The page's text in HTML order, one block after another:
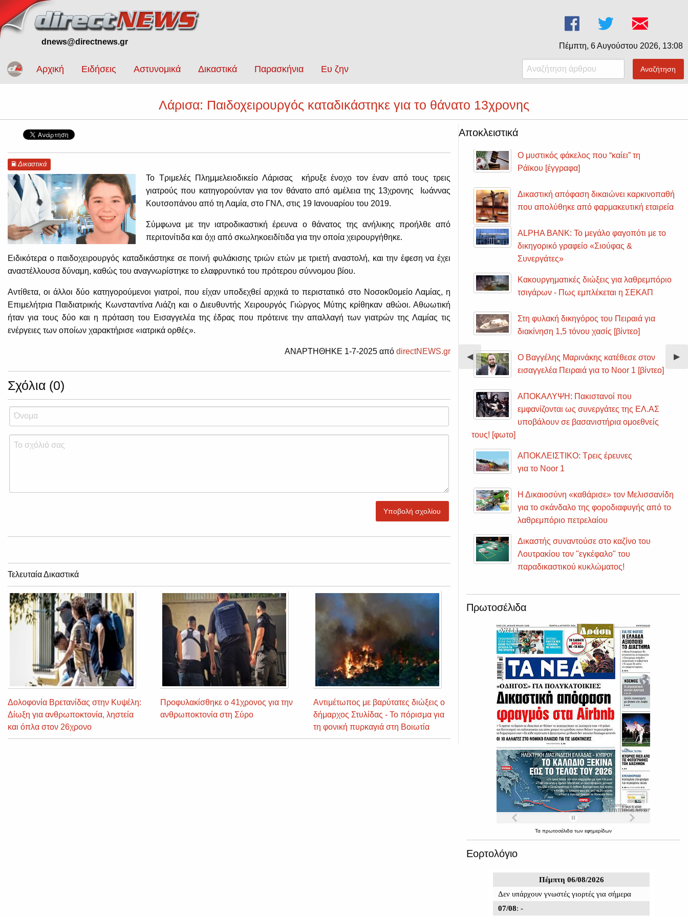
dnews@directnews.gr Πέμπτη, 6 Αυγούστου 2026, 13:08
Αρχική Ειδήσεις Αστυνομικά Δικαστικά Παρασκήνια Ευ ζην Αναζήτηση
Λάρισα: Παιδοχειρουργός καταδικάστηκε για το θάνατο 13χρονης
Δικαστικά
Το Τριμελές Πλημμελειοδικείο Λάρισας κήρυξε ένοχο τον έναν από τους τρεις
γιατρούς που κατηγορούνταν για τον θάνατο από αμέλεια της 13χρονης Ιωάννας
Κουτσοπάνου από τη Λαμία, στο ΓΝΛ, στις 19 Ιανουαρίου του 2019.
Σύμφωνα με την ιατροδικαστική έρευνα ο θάνατος της ανήλικης προήλθε από
περιτονίτιδα και όχι από σκωληκοειδίτιδα για την οποία χειρουργήθηκε.
Ειδικότερα ο παιδοχειρουργός καταδικάστηκε σε ποινή φυλάκισης τριών ετών με τριετή αναστολή, και την έφεση να έχει
αναστέλλουσα δύναμη, καθώς του αναγνωρίστηκε το ελαφρυντικό του πρότερου σύννομου βίου.
Αντίθετα, οι άλλοι δύο κατηγορούμενοι γιατροί, που είχαν υποδεχθεί αρχικά το περιστατικό στο Νοσοκ0ομείο Λαμίας, η
Επιμελήτρια Παιδιατρικής Κωνσταντίνα Λιάζη και ο Διευθυντής Χειρουργός Γιώργος Μύτης κρίθηκαν αθώοι. Αθωωτική
ήταν για τους δύο και η πρόταση του Εισαγγελέα της έδρας που πρότεινε την απαλλαγή των γιατρών της Λαμίας τις
ενέργειες των οποίων χαρακτήρισε «ιατρικά ορθές».
ΑΝΑΡΤΗΘΗΚΕ 1-7-2025 από directNEWS.gr
Σχόλια (0)
Υποβολή σχολίου
Τελευταία Δικαστικά
Δολοφονία Βρετανίδας στην Κυψέλη:
Δίωξη για ανθρωποκτονία, ληστεία
και όπλα στον 26χρονο
Προφυλακίσθηκε ο 41χρονος για την
ανθρωποκτονία στη Σύρο
Αντιμέτωπος με βαρύτατες διώξεις ο
δήμαρχος Στυλίδας - Το πόρισμα για
τη φονική πυρκαγιά στη Βοιωτία
Αποκλειστικά
Previous
Slide
◀︎ ▶︎
Ο μυστικός φάκελος που “καίει” τη
Ράϊκου [έγγραφα]
Δικαστική απόφαση δικαιώνει καρκινοπαθή
που απολύθηκε από φαρμακευτική εταιρεία
ALPHA BANK: Το μεγάλο φαγοπότι με το
δικηγορικό γραφείο «Σιούφας &
Συνεργάτες»
Κακουργηματικές διώξεις για λαθρεμπόριο
τσιγάρων - Πως εμπλέκεται η ΣΕΚΑΠ
Στη φυλακή δικηγόρος του Πειραιά για
διακίνηση 1,5 τόνου χασίς [βίντεο]
Ο Βαγγέλης Μαρινάκης κατέθεσε στον
εισαγγελέα Πειραιά για το Noor 1 [βίντεο]
ΑΠΟΚΑΛΥΨΗ: Πακιστανοί που
εμφανίζονται ως συνεργάτες της ΕΛ.ΑΣ
υποβάλουν σε βασανιστήρια ομοεθνείς
τους! [φωτο]
ΑΠΟΚΛΕΙΣΤΙΚΟ: Τρεις έρευνες
για το Noor 1
Η Δικαιοσύνη «καθάρισε» τον Μελισσανίδη
για το σκάνδαλο της φοροδιαφυγής από το
λαθρεμπόριο πετρελαίου
Δικαστής συναντούσε στο καζίνο του
Λουτρακίου τον "εγκέφαλο" του
παραδικαστικού κυκλώματος!
Πρωτοσέλιδα
Τα πρωτοσέλιδα των εφημερίδων
Εορτολόγιο